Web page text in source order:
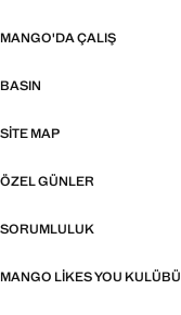
MANGO'DA ÇALIŞ
BASIN
SITE MAP
ÖZEL GÜNLER
SORUMLULUK
MANGO LIKES YOU KULÜBÜ